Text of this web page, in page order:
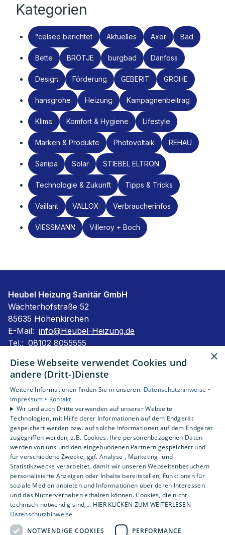
Kategorien
°celseo berichtet Aktuelles Axor Bad
Bette BRÖTJE burgbad Danfoss
Design Förderung GEBERIT GROHE
hansgrohe Heizung Kampagnenbeitrag
Klima Komfort & Hygiene Lifestyle
Marken & Produkte Photovoltaik REHAU
Sanipa Solar STIEBEL ELTRON
Technologie & Zukunft Tipps & Tricks
Vaillant VALLOX Verbraucherinfos
VIESSMANN Villeroy + Boch
Heubel Heizung Sanitär GmbH
Wächterhofstraße 52
85635 Höhenkirchen
E-Mail: info@Heubel-Heizung.de
Tel.: 08102 8055555
Impressum
Barrierefreiheitserklärung
AGB
Unsere Bereiche
Privatkunden
Karriere
Unternehmen
Kontakt
×
Diese Webseite verwendet Cookies und
andere (Dritt-)Dienste
Weitere Informationen finden Sie in unseren: Datenschutzhinweise •
Impressum • Kontakt
Wir und auch Dritte verwenden auf unserer Webseite
Technologien, mit Hilfe derer Informationen auf dem Endgerät
gespeichert werden bzw. auf solche Informationen auf dem Endgerät
zugegriffen werden, z.B. Cookies. Ihre personenbezogenen Daten
werden von uns und den eingebundenen Partnern gespeichert und
für verschiedene Zwecke, ggf. Analyse-, Marketing- und
Statistikzwecke verarbeitet, damit wir unseren Webseitenbesuchern
personalisierte Anzeigen oder Inhalte bereitstellen, Funktionen für
soziale Medien anbieten und Informationen über deren Interessen
und das Nutzerverhalten erhalten können. Cookies, die nicht
technisch-notwendig sind,... HIER KLICKEN ZUM WEITERLESEN
Datenschutzhinweise
NOTWENDIGE COOKIES
PERFORMANCE